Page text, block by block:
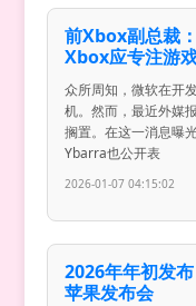
前Xbox副总裁
Xbox应专注游
众所周知，微软在开
机。然而，最近外媒
搁置。在这一消息曝
Ybarra也公开表
2026-01-07 04:15:02
2026年年初发
苹果发布会